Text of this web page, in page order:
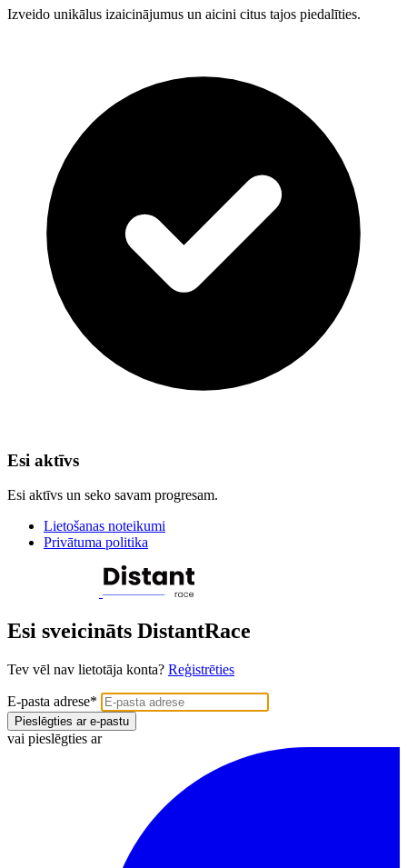
Izveido unikālus izaicinājumus un aicini citus tajos piedalīties.
Esi aktīvs
Esi aktīvs un seko savam progresam.
Lietošanas noteikumi
Privātuma politika
Esi sveicināts DistantRace
Tev vēl nav lietotāja konta? Reģistrēties
E-pasta adrese*
Pieslēgties ar e-pastu
vai pieslēgties ar